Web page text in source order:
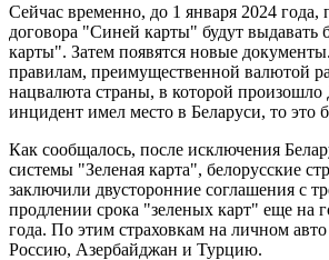
Сейчас временно, до 1 января 2024 года,
договора "Синей карты" будут выдавать
карты". Затем появятся новые
правилам, преимущественной валютой
нацвалюта страны, в которой
инцидент имел место в Беларуси, то это
Как сообщалось, после исключения
системы "Зеленая карта", белорусские
заключили двусторонние соглашения с
продлении срока "зеленых карт" еще на
года. По этим страховкам на личном
Россию, Азербайджан и Турцию.